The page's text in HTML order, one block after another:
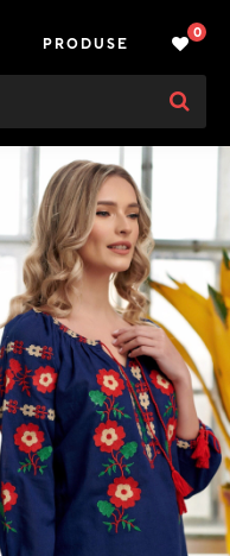
PRODUSE
0